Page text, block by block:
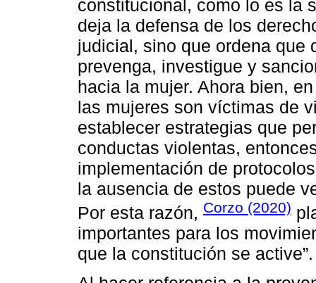
constitucional, como lo es la
deja la defensa de los
judicial, sino que ordena que
prevenga, investigue y
hacia la mujer. Ahora bien,
las mujeres son víctimas de
establecer estrategias que
conductas violentas,
implementación de
la ausencia de estos puede
Por esta razón, Corzo (2020)
importantes para los
que la constitución se active”.